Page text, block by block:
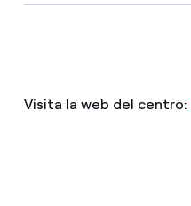
Visita la web del centro: